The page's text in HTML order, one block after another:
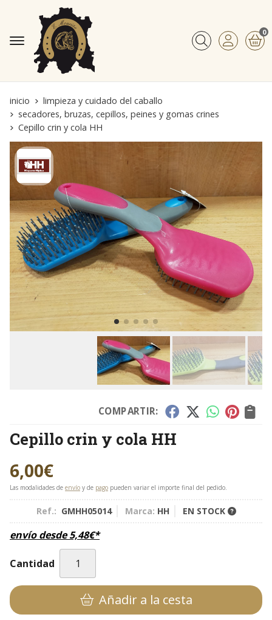
Buscar
0
inicio
limpieza y cuidado del caballo
secadores, bruzas, cepillos, peines y gomas crines
Cepillo crin y cola HH
COMPARTIR:
Cepillo crin y cola HH
6,00€
Las modalidades de envío y de pago pueden variar el importe final del pedido.
Ref.: GMHH05014 Marca: HH EN STOCK
envío desde5,48€*
Cantidad
Añadir a la cesta